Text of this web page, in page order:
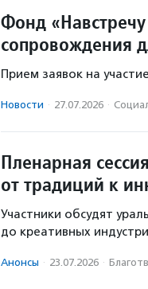
Фонд
сопровождения
Прием заявок на
Новости · 27.07.2026 ·
Пленарная
от традиций к
Участники обсудят
до креативных
Анонсы · 23.07.2026 ·